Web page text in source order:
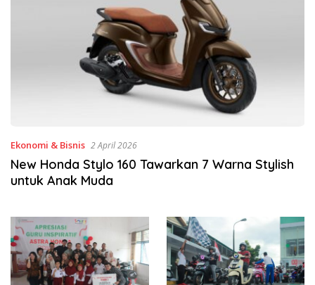
Ekonomi & Bisnis 2 April 2026
New Honda Stylo 160 Tawarkan 7 Warna Stylish
untuk Anak Muda